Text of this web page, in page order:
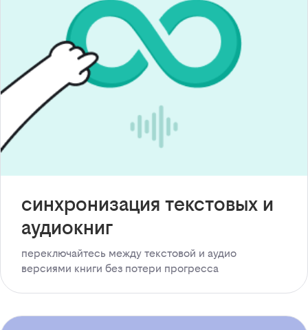
синхронизация текстовых и
аудиокниг
переключайтесь между текстовой и аудио
версиями книги без потери прогресса